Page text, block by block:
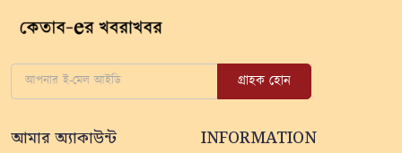
গ্রাহক হোন
আমার অ্যাকাউন্ট INFORMATION